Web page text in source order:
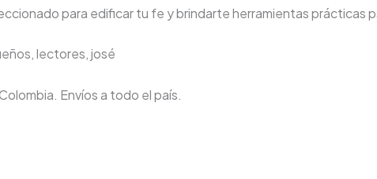
para edificar tu fe y brindarte herramientas prácticas
lectores, josé
Envíos a todo el país.